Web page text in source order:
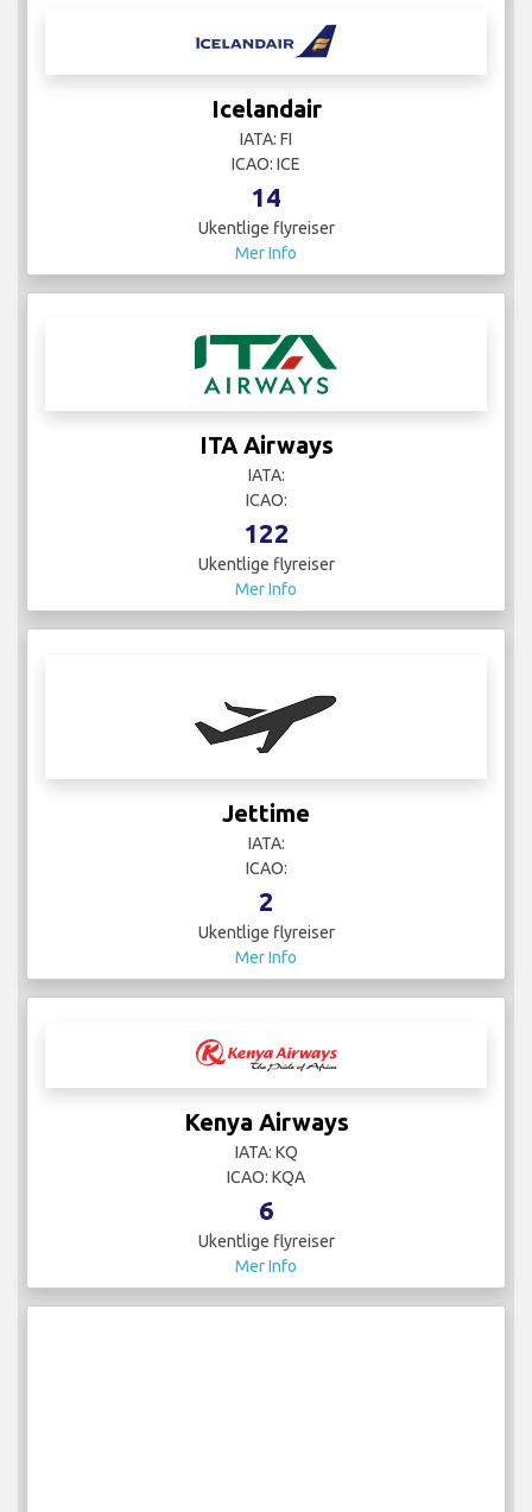
Icelandair
IATA: FI
ICAO: ICE
14
Ukentlige flyreiser
Mer Info
ITA Airways
IATA:
ICAO:
122
Ukentlige flyreiser
Mer Info
Jettime
IATA:
ICAO:
2
Ukentlige flyreiser
Mer Info
Kenya Airways
IATA: KQ
ICAO: KQA
6
Ukentlige flyreiser
Mer Info